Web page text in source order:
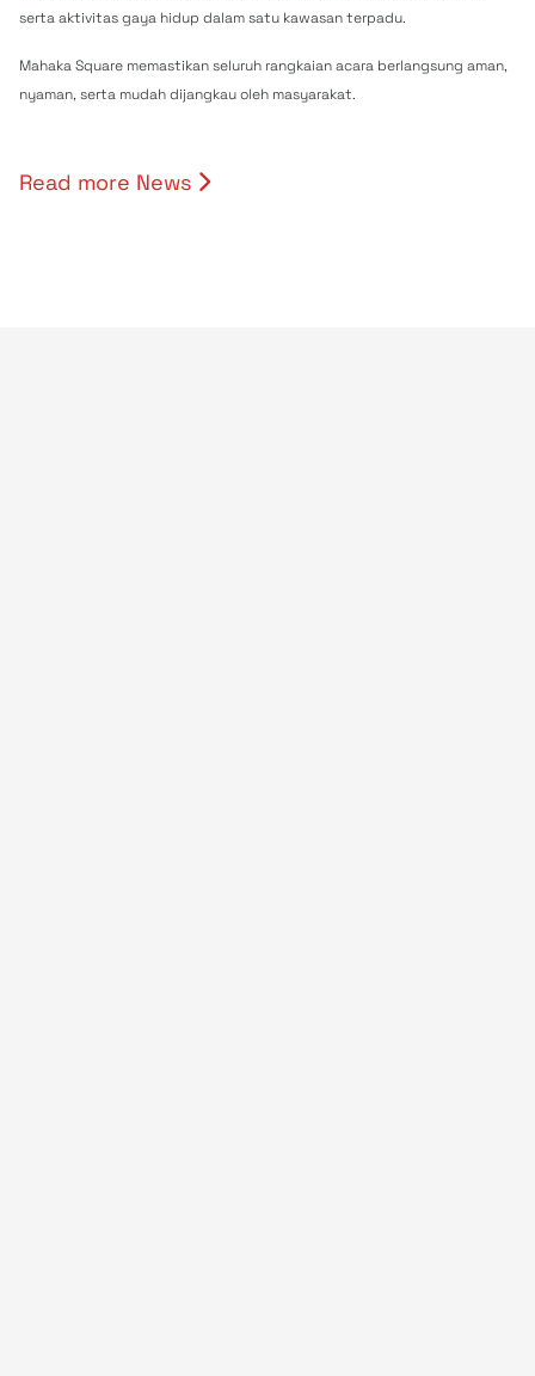
serta aktivitas gaya hidup dalam satu kawasan terpadu.
Mahaka Square memastikan seluruh rangkaian acara berlangsung aman,
nyaman, serta mudah dijangkau oleh masyarakat.
Read more News